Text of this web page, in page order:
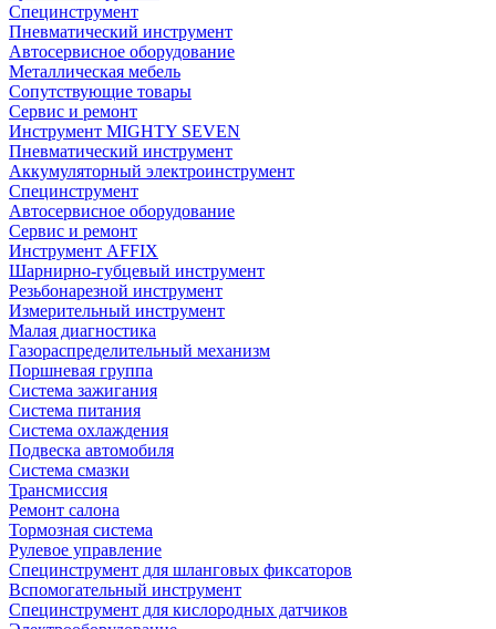
Специнструмент
Пневматический инструмент
Автосервисное оборудование
Металлическая мебель
Сопутствующие товары
Сервис и ремонт
Инструмент MIGHTY SEVEN
Пневматический инструмент
Аккумуляторный электроинструмент
Специнструмент
Автосервисное оборудование
Сервис и ремонт
Инструмент AFFIX
Шарнирно-губцевый инструмент
Резьбонарезной инструмент
Измерительный инструмент
Малая диагностика
Газораспределительный механизм
Поршневая группа
Система зажигания
Система питания
Система охлаждения
Подвеска автомобиля
Система смазки
Трансмиссия
Ремонт салона
Тормозная система
Рулевое управление
Специнструмент для шланговых фиксаторов
Вспомогательный инструмент
Специнструмент для кислородных датчиков